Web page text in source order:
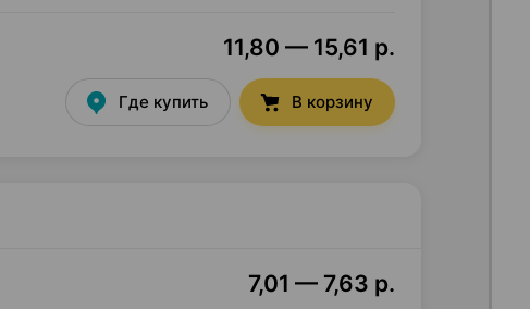
11,80 — 15,61 р.
Где купить В корзину
7,01 — 7,63 р.